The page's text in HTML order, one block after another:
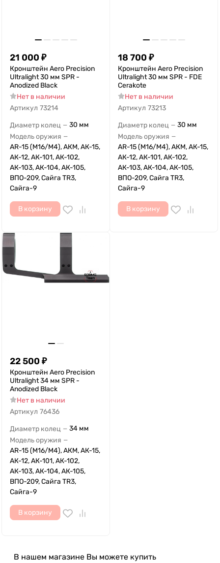
21 000 ₽
Кронштейн Aero Precision
Ultralight 30 мм SPR -
Anodized Black
Нет в наличии
Артикул 73214
Диаметр колец — 30 мм
Модель оружия —
AR-15 (M16/M4), АКМ, АК-15,
АК-12, АК-101, АК-102,
АК-103, АК-104, АК-105,
ВПО-209, Сайга TR3,
Сайга-9
В корзину
18 700 ₽
Кронштейн Aero Precision
Ultralight 30 мм SPR - FDE
Cerakote
Нет в наличии
Артикул 73213
Диаметр колец — 30 мм
Модель оружия —
AR-15 (M16/M4), АКМ, АК-15,
АК-12, АК-101, АК-102,
АК-103, АК-104, АК-105,
ВПО-209, Сайга TR3,
Сайга-9
В корзину
22 500 ₽
Кронштейн Aero Precision
Ultralight 34 мм SPR -
Anodized Black
Нет в наличии
Артикул 76436
Диаметр колец — 34 мм
Модель оружия —
AR-15 (M16/M4), АКМ, АК-15,
АК-12, АК-101, АК-102,
АК-103, АК-104, АК-105,
ВПО-209, Сайга TR3,
Сайга-9
В корзину
В нашем магазине Вы можете купить